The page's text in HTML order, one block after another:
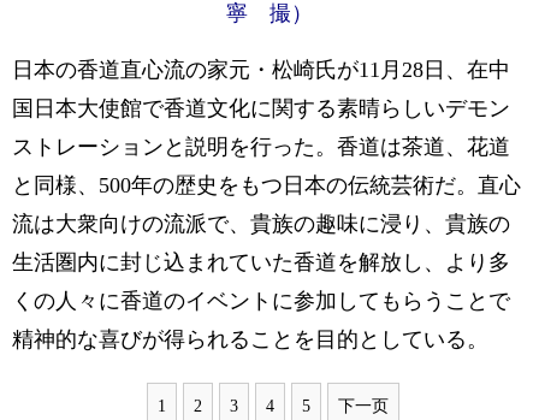
寧 撮）
日本の香道直心流の家元・松崎氏が11月28日、在中
国日本大使館で香道文化に関する素晴らしいデモン
ストレーションと説明を行った。香道は茶道、花道
と同様、500年の歴史をもつ日本の伝統芸術だ。直心
流は大衆向けの流派で、貴族の趣味に浸り、貴族の
生活圏内に封じ込まれていた香道を解放し、より多
くの人々に香道のイベントに参加してもらうことで
精神的な喜びが得られることを目的としている。
1 2 3 4 5 下一页